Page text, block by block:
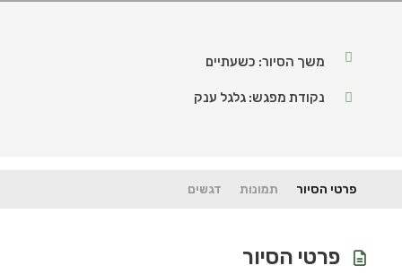
משך הסיור: כשעתיים
נקודת מפגש: גלגל ענק
פרטי הסיור תמונות דגשים
פרטי הסיור